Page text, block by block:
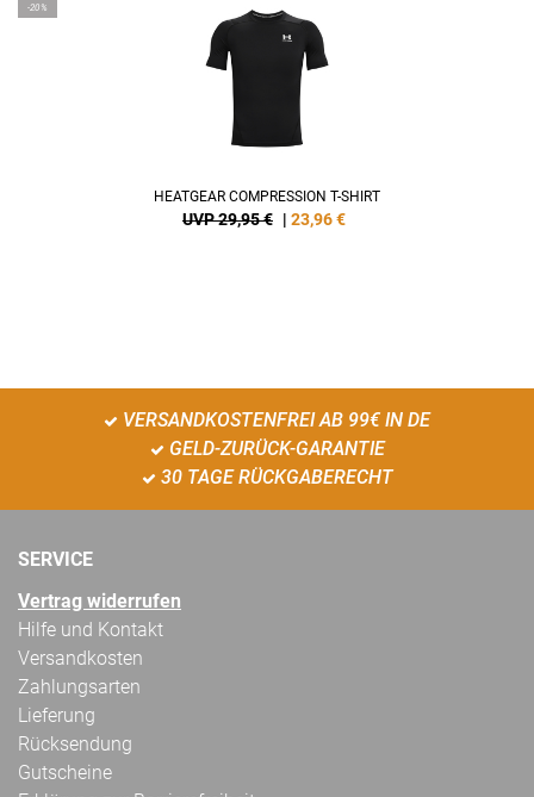
-20%
HEATGEAR COMPRESSION T-SHIRT
UVP 29,95 € | 23,96€
VERSANDKOSTENFREI AB 99€ IN DE
GELD-ZURÜCK-GARANTIE
30 TAGE RÜCKGABERECHT
SERVICE
Vertrag widerrufen
Hilfe und Kontakt
Versandkosten
Zahlungsarten
Lieferung
Rücksendung
Gutscheine